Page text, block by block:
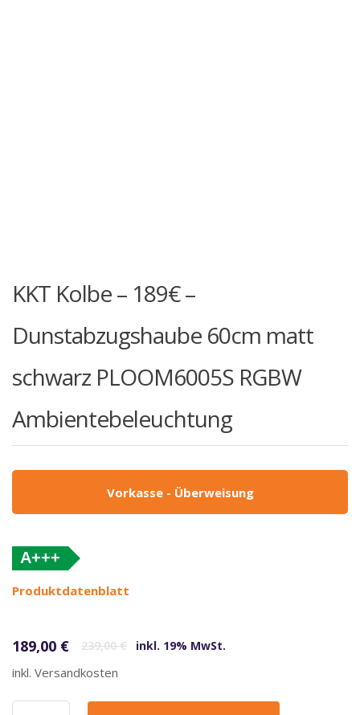
KKT Kolbe – 189€ –
Dunstabzugshaube 60cm matt
schwarz PLOOM6005S RGBW
Ambientebeleuchtung
Vorkasse - Überweisung
A+++
Produktdatenblatt
239,00€
189,00 € inkl. 19% MwSt.
inkl. Versandkosten
KKT